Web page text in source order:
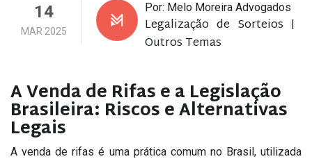
14
MAR 2025
Por: Melo Moreira Advogados
Legalização de Sorteios |
Outros Temas
A Venda de Rifas e a Legislação
Brasileira: Riscos e Alternativas
Legais
A venda de rifas é uma prática comum no Brasil, utilizada